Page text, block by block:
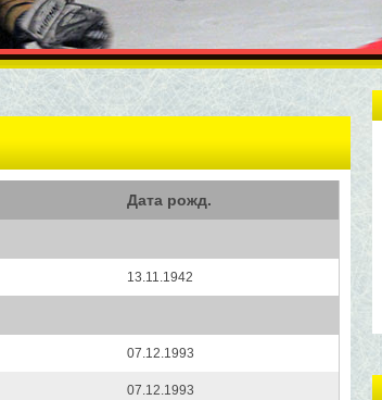
Дата рожд.
13.11.1942
07.12.1993
07.12.1993